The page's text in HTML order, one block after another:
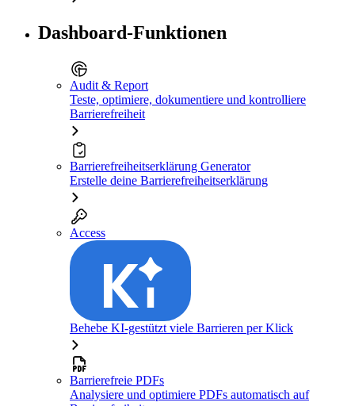
Dashboard-Funktionen
Audit & Report
Teste, optimiere, dokumentiere und kontrolliere
Barrierefreiheit
Barrierefreiheitserklärung Generator
Erstelle deine Barrierefreiheitserklärung
Access
Behebe KI-gestützt viele Barrieren per Klick
Barrierefreie PDFs
Analysiere und optimiere PDFs automatisch auf